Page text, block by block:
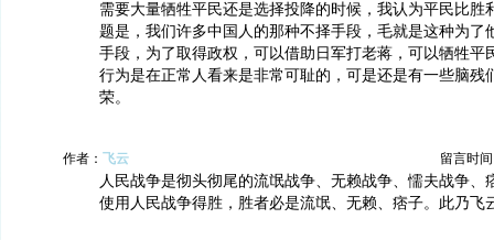
需要大量牺牲平民还是选择投降的时候，我认为平民比胜
题是，我们许多中国人的那种不择手段，毛就是这种为了
手段，为了取得政权，可以借助日军打老蒋，可以牺牲平
行为是在正常人看来是非常可耻的，可是还是有一些脑残
荣。
作者： 飞云 留言时间
人民战争是彻头彻尾的流氓战争、无赖战争、懦夫战争、
使用人民战争得胜，胜者必是流氓、无赖、痞子。此乃飞